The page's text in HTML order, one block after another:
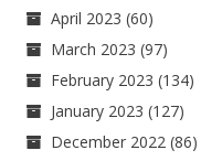
April 2023 (60)
March 2023 (97)
February 2023 (134)
January 2023 (127)
December 2022 (86)